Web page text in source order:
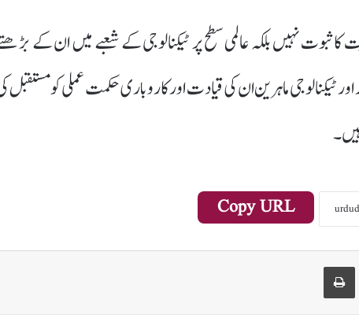
ثبوت نہیں بلکہ عالمی سطح پر ٹیکنالوجی کے شعبے میں ان کے
ٹیکنالوجی ماہرین ان کی قیادت اور کاروباری حکمت عملی کو مستقبل
Copy URL